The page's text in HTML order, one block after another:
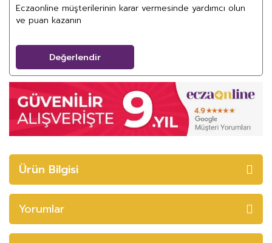
Eczaonline müşterilerinin karar vermesinde yardımcı olun
ve puan kazanın
Değerlendir
Ürün Bilgisi
Yorumlar